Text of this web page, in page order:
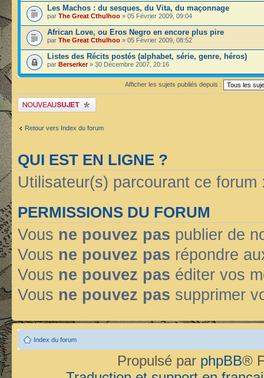
Les Machos : du sesques, du Vita, du maçonnage
par The Great Cthulhoo » 05 Février 2009, 09:04
African Love, ou Eros Negro en encore plus pire
par The Great Cthulhoo » 05 Février 2009, 08:52
Listes des Récits postés (alphabet, série, genre, héros)
par Berserker» 30 Décembre 2007, 20:16
Afficher les sujets publiés depuis :
Publier un nouveau sujet
Retour vers Index du forum
QUI EST EN LIGNE ?
Utilisateur(s) parcourant ce
PERMISSIONS DU FORUM
Vous ne pouvez pas publier de
Vous ne pouvez pas répondre
Vous ne pouvez pas éditer vos
Vous ne pouvez pas supprimer
Index du forum
Propulsé par phpBB®